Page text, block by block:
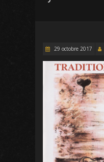
29 octobre 2017